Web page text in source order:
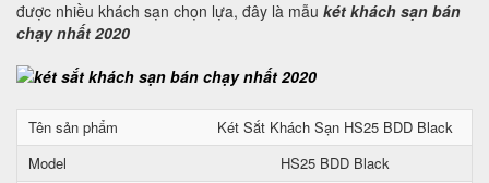
được nhiều khách sạn chọn lựa, đây là mẫu két khách sạn bán
chạy nhất 2020
Tên sản phẩm
Két Sắt Khách Sạn HS25 BDD Black
Model
HS25 BDD Black